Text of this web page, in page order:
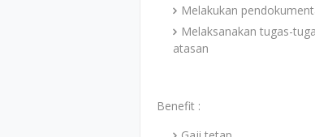
Melakukan
Melaksanakan tugas-
atasan
Benefit :